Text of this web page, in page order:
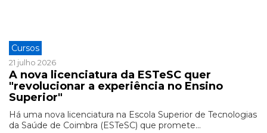
Cursos
21 julho 2026
A nova licenciatura da ESTeSC quer
"revolucionar a experiência no Ensino
Superior"
Há uma nova licenciatura na Escola Superior de Tecnologias
da Saúde de Coimbra (ESTeSC) que promete...